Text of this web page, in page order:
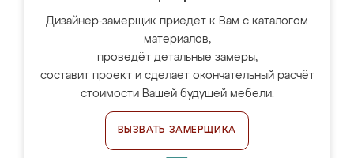
Дизайнер-замерщик приедет к Вам с каталогом
материалов,
проведёт детальные замеры,
составит проект и сделает окончательный расчёт
стоимости Вашей будущей мебели.
ВЫЗВАТЬ ЗАМЕРЩИКА